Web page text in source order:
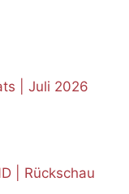
| Juli 2026
| Rückschau